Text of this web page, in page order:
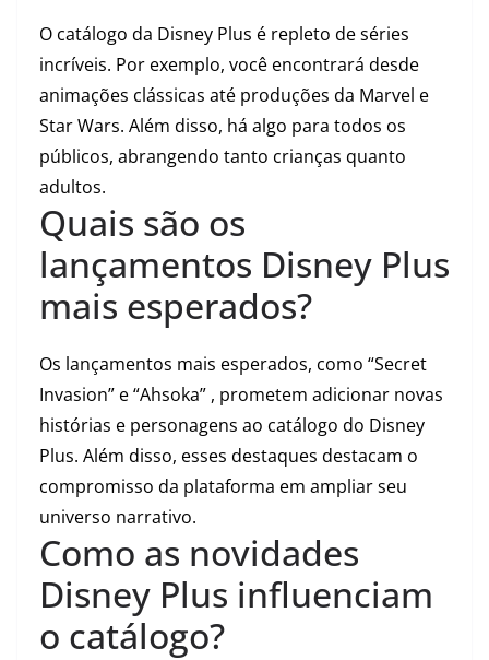
O catálogo da Disney Plus é repleto de séries
incríveis. Por exemplo, você encontrará desde
animações clássicas até produções da Marvel e
Star Wars. Além disso, há algo para todos os
públicos, abrangendo tanto crianças quanto
adultos.
Quais são os
lançamentos Disney Plus
mais esperados?
Os lançamentos mais esperados, como “Secret
Invasion” e “Ahsoka” , prometem adicionar novas
histórias e personagens ao catálogo do Disney
Plus. Além disso, esses destaques destacam o
compromisso da plataforma em ampliar seu
universo narrativo.
Como as novidades
Disney Plus influenciam
o catálogo?